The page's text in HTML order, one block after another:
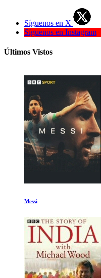
Síguenos en X
Síguenos en Instagram
Últimos Vistos
Messi